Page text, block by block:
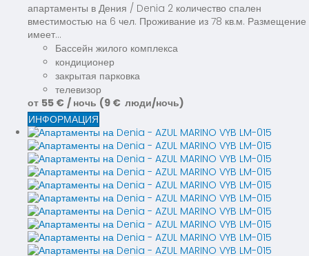
апартаменты в Дения / Denia 2 количество спален
вместимостью на 6 чел. Проживание из 78 кв.м. Размещение
имеет...
Бассейн жилого комплекса
кондиционер
закрытая парковка
телевизор
от 55 € / ночь (9 € люди/ночь)
ИНФОРМАЦИЯ